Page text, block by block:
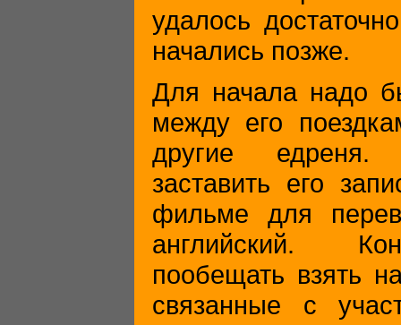
удалось
начались позже.
Для начала надо
между его
другие
заставить его
фильме для
английский.
пообещать взять
связанные с